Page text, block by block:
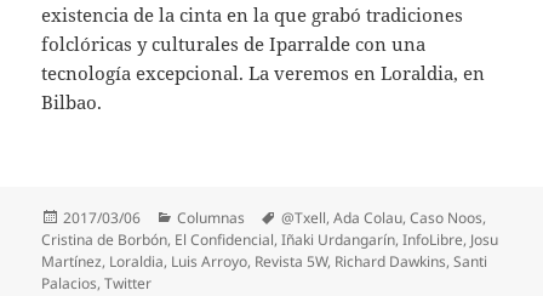
existencia de la cinta en la que grabó tradiciones
folclóricas y culturales de Iparralde con una
tecnología excepcional. La veremos en Loraldia, en
Bilbao.
Publicado
el
2017/03/06 Categorías
Columnas Etiquetas
@Txell,Ada Colau,Caso Noos,
Cristina de Borbón, El Confidencial,Iñaki Urdangarín,InfoLibre, Josu
Martínez, Loraldia, Luis Arroyo, Revista 5W, Richard Dawkins,Santi
Palacios,Twitter